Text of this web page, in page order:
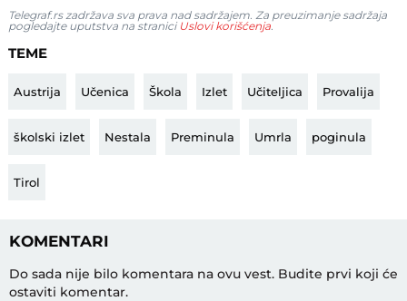
Telegraf.rs zadržava sva prava nad sadržajem. Za preuzimanje sadržaja
pogledajte uputstva na stranici Uslovi korišćenja.
TEME
Austrija Učenica Škola Izlet Učiteljica Provalija
školski izlet Nestala Preminula Umrla poginula
Tirol
KOMENTARI
Do sada nije bilo komentara na ovu vest. Budite prvi koji će
ostaviti komentar.